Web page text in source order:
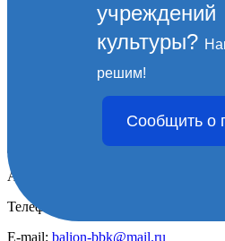
учреждений
культуры?
решим!
Сообщить о
МБУ
библиотечная
Директор – Метелица Наталья
Адрес: ул. Советов, д. 44
Телефон: 8 (8617) 61-00-94
Е-mail: balion-bbk@mail.ru